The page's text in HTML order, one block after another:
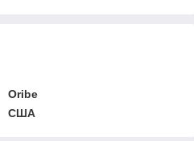
Oribe
США